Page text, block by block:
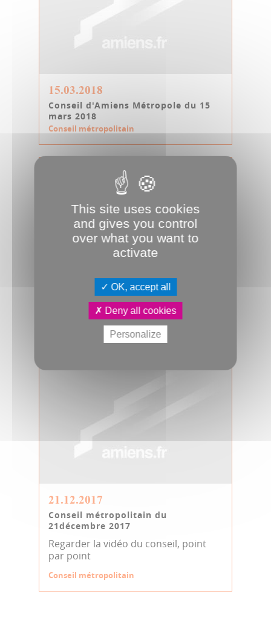
15.03.2018
Conseil d'Amiens Métropole du 15
mars 2018
Conseil métropolitain
08.02.2018
Conseil d'Amiens Métropole du 8
février 2018
Conseil métropolitain
21.12.2017
Conseil métropolitain du
21décembre 2017
Regarder la vidéo du conseil, point
par point
Conseil métropolitain
This site uses cookies
and gives you control
over what you want to
activate
OK, accept all
Deny all cookies
Personalize